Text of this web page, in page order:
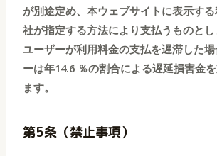
が別途定め、本ウェブサイトに表示す
社が指定する方法により支払うものとし
ユーザーが利用料金の支払を遅滞した
ーは年14.6 ％の割合による遅延損害金
ます。
第5条（禁止事項）